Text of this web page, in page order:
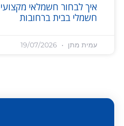
איך לבחור חשמלאי
חשמלי בבית ברחובות
עמית מתן